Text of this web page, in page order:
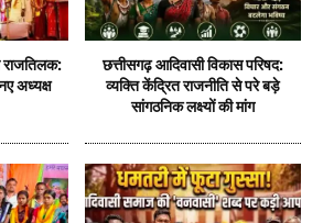
राजतिलक:
अध्यक्ष
छत्तीसगढ़ आदिवासी विकास परिषद:
व्यक्ति केंद्रित राजनीति से परे बड़े
सांगठनिक लक्ष्यों की मांग